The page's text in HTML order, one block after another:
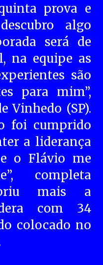
prova e
algo
será de
na equipe as
são
para mim”,
Vinhedo (SP).
foi cumprido
a liderança
o Flávio me
completa
mais a
com 34
colocado no